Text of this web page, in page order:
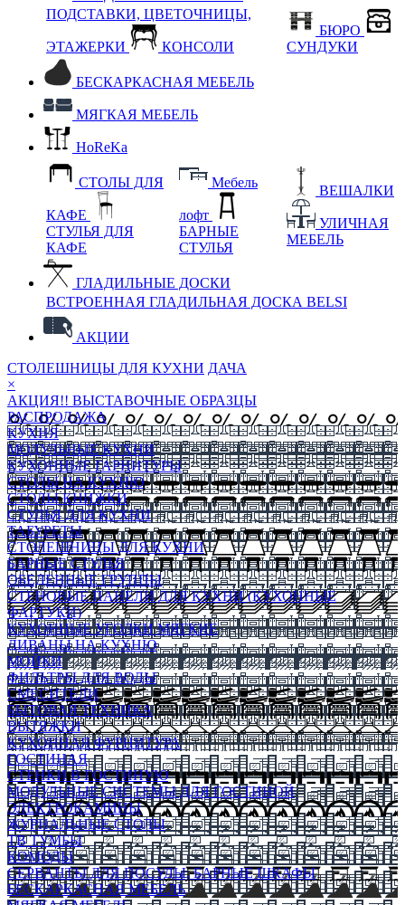
ПОДСТАВКИ, ЦВЕТОЧНИЦЫ,
ЭТАЖЕРКИ КОНСОЛИ
БЮРО
СУНДУКИ
БЕСКАРКАСНАЯ МЕБЕЛЬ
МЯГКАЯ МЕБЕЛЬ
HoReKa
СТОЛЫ ДЛЯ
КАФЕ
СТУЛЬЯ ДЛЯ
КАФЕ
Мебель
лофт
БАРНЫЕ
СТУЛЬЯ
ВЕШАЛКИ
УЛИЧНАЯ
МЕБЕЛЬ
ГЛАДИЛЬНЫЕ ДОСКИ
ВСТРОЕННАЯ ГЛАДИЛЬНАЯ ДОСКА BELSI
АКЦИИ
СТОЛЕШНИЦЫ ДЛЯ КУХНИ ДАЧА
×
АКЦИЯ!! ВЫСТАВОЧНЫЕ ОБРАЗЦЫ
РАСПРОДАЖА
КУХНЯ
МОДУЛЬНЫЕ КУХНИ
КУХОННЫЕ ГАРНИТУРЫ
СТОЛЫ НА КУХНЮ
СТОЛЫ КНИЖКИ
СТУЛЬЯ ДЛЯ КУХНИ
ТАБУРЕТЫ
СТОЛЕШНИЦЫ ДЛЯ КУХНИ
БАРНЫЕ СТУЛЬЯ
ОБЕДЕННЫЕ ГРУППЫ
СТЕНОВЫЕ ПАНЕЛИ ДЛЯ КУХНИ (КУХОННЫЕ
ФАРТУКИ)
КУХОННЫЕ УГОЛКИ МЯГКИЕ
ДИВАНЫ НА КУХНЮ
МОЙКИ
ФИЛЬТРЫ ДЛЯ ВОДЫ
СМЕСИТЕЛИ
БЫТОВАЯ ТЕХНИКА
ВЫТЯЖКИ
КУХОННАЯ ФУРНИТУРА
ГОСТИНАЯ
СТЕНКИ В ГОСТИНУЮ
МОДУЛЬНЫЕ СИСТЕМЫ ДЛЯ ГОСТИНОЙ
ЭЛЕКТРОКАМИНЫ
ЖУРНАЛЬНЫЕ СТОЛЫ
ТВ ТУМБЫ
КОМОДЫ
СЕРВАНТЫ ДЛЯ ПОСУДЫ, БАРНЫЕ ШКАФЫ
БЕСКАРКАСНАЯ МЕБЕЛЬ